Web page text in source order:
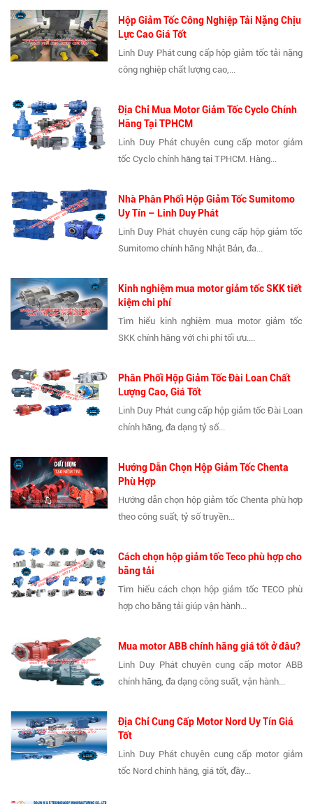
Hộp Giảm Tốc Công Nghiệp Tải Nặng Chịu
Lực Cao Giá Tốt
Linh Duy Phát cung cấp hộp giảm tốc tải nặng
công nghiệp chất lượng cao,...
Địa Chỉ Mua Motor Giảm Tốc Cyclo Chính
Hãng Tại TPHCM
Linh Duy Phát chuyên cung cấp motor giảm
tốc Cyclo chính hãng tại TPHCM. Hàng...
Nhà Phân Phối Hộp Giảm Tốc Sumitomo
Uy Tín – Linh Duy Phát
Linh Duy Phát chuyên cung cấp hộp giảm tốc
Sumitomo chính hãng Nhật Bản, đa...
Kinh nghiệm mua motor giảm tốc SKK tiết
kiệm chi phí
Tìm hiểu kinh nghiệm mua motor giảm tốc
SKK chính hãng với chi phí tối ưu....
Phân Phối Hộp Giảm Tốc Đài Loan Chất
Lượng Cao, Giá Tốt
Linh Duy Phát cung cấp hộp giảm tốc Đài Loan
chính hãng, đa dạng tỷ số...
Hướng Dẫn Chọn Hộp Giảm Tốc Chenta
Phù Hợp
Hướng dẫn chọn hộp giảm tốc Chenta phù hợp
theo công suất, tỷ số truyền...
Cách chọn hộp giảm tốc Teco phù hợp cho
băng tải
Tìm hiểu cách chọn hộp giảm tốc TECO phù
hợp cho băng tải giúp vận hành...
Mua motor ABB chính hãng giá tốt ở đâu?
Linh Duy Phát chuyên cung cấp motor ABB
chính hãng, đa dạng công suất, vận hành...
Địa Chỉ Cung Cấp Motor Nord Uy Tín Giá
Tốt
Linh Duy Phát chuyên cung cấp motor giảm
tốc Nord chính hãng, giá tốt, đầy...